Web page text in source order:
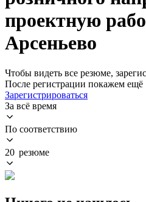
проектную
Арсеньево
Чтобы видеть все резюме,
После регистрации покажем ещё
Зарегистрироваться
За всё время
По соответствию
20 резюме